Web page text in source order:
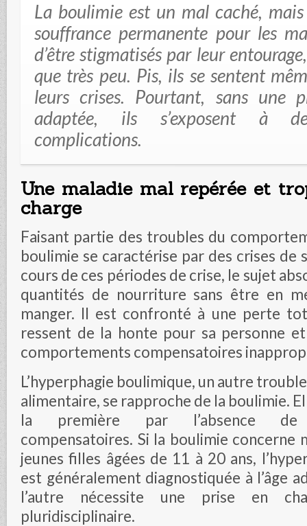
La boulimie est un mal caché,
souffrance permanente pour les
d’être stigmatisés par leur
que très peu. Pis, ils se sentent
leurs crises. Pourtant, sans une
adaptée, ils s’exposent à de
complications.
Une maladie mal repérée et
charge
Faisant partie des troubles du
boulimie se caractérise par des crises de
cours de ces périodes de crise, le sujet
quantités de nourriture sans être en
manger. Il est confronté à une perte
ressent de la honte pour sa personne
comportements compensatoires
L’hyperphagie boulimique, un autre
alimentaire, se rapproche de la boulimie.
la première par l’absence de
compensatoires. Si la boulimie concerne
jeunes filles âgées de 11 à 20 ans,
est généralement diagnostiquée à l’âge
l’autre nécessite une prise en
pluridisciplinaire.